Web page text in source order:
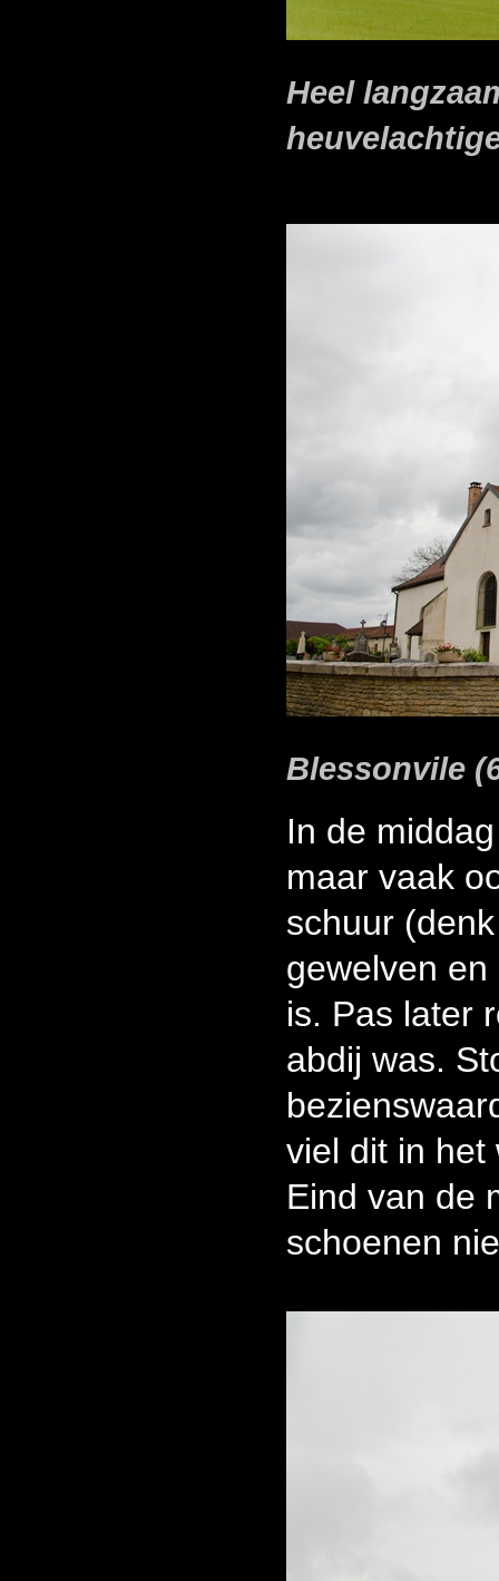
Heel
Blessonvile
In de
maar vaak
schuur
gewelven
is. Pas later
abdij was.
viel dit in het
Eind van de
schoenen